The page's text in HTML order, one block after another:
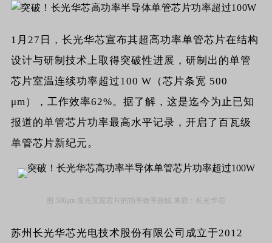
1月27日，长光华芯宣布其超高功率单管芯片在结构
设计与研制技术上取得突破性进展，研制出的单管
芯片室温连续功率超过100 W（芯片条宽 500
μm），工作效率62%。据了解，这是迄今为止已知
报道的单管芯片功率最高水平记录，开启了百瓦级
单管芯片新纪元。
图 500μm 发光宽度芯片的功率效率曲线 来源： 长光华芯
苏州长光华芯光电技术股份有限公司 成立于2012